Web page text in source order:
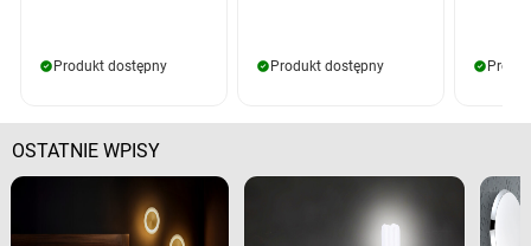
Produkt dostępny Produkt dostępny
OSTATNIE WPISY